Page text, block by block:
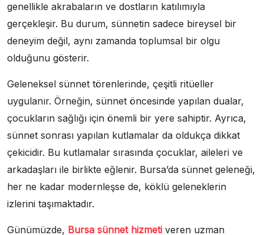
genellikle akrabaların ve dostların katılımıyla
gerçekleşir. Bu durum, sünnetin sadece bireysel bir
deneyim değil, aynı zamanda toplumsal bir olgu
olduğunu gösterir.
Geleneksel sünnet törenlerinde, çeşitli ritüeller
uygulanır. Örneğin, sünnet öncesinde yapılan dualar,
çocukların sağlığı için önemli bir yere sahiptir. Ayrıca,
sünnet sonrası yapılan kutlamalar da oldukça dikkat
çekicidir. Bu kutlamalar sırasında çocuklar, aileleri ve
arkadaşları ile birlikte eğlenir. Bursa’da sünnet geleneği,
her ne kadar modernleşse de, köklü geleneklerin
izlerini taşımaktadır.
Günümüzde, Bursa sünnet hizmeti veren uzman